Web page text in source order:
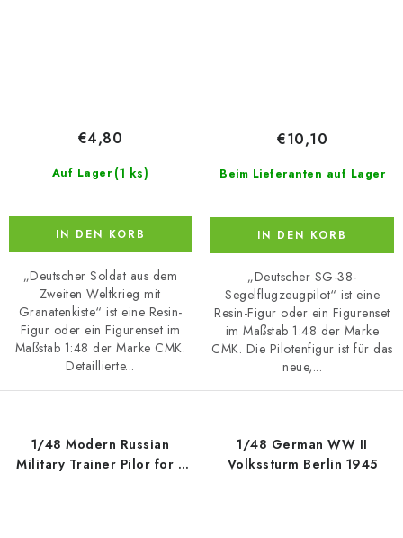
Auf Lager (1 ks)
€4,80
IN DEN KORB
„Deutscher Soldat aus dem
Zweiten Weltkrieg mit
Granatenkiste“ ist eine Resin-
Figur oder ein Figurenset im
Maßstab 1:48 der Marke CMK.
Detaillierte...
Beim Lieferanten auf Lager
€10,10
IN DEN KORB
„Deutscher SG-38-
Segelflugzeugpilot“ ist eine
Resin-Figur oder ein Figurenset
im Maßstab 1:48 der Marke
CMK. Die Pilotenfigur ist für das
neue,...
1/48 Modern Russian
Military Trainer Pilor for x
1/48 German WW II
Volkssturm Berlin 1945